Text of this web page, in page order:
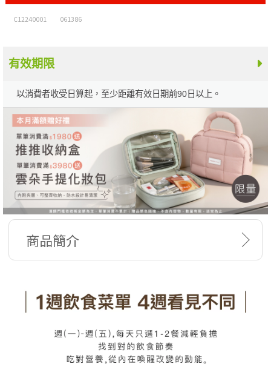
C12240001 061386
有效期限
以消費者收受日算起，至少距離有效日期前90日以上。
商品簡介